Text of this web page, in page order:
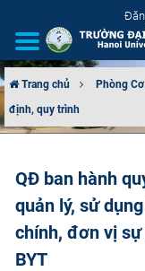
GIỚI THIỆU
TUYỂN SINH
ĐÀO TẠO
Trang chủ Phòng
định, quy trình
QĐ ban hành
quản lý, sử
chính, đơn vị
BYT